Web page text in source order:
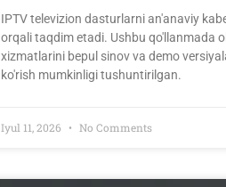
IPTV televizion dasturlarni an'anaviy
orqali taqdim etadi. Ushbu qo'llanmada
xizmatlarini bepul sinov va demo
ko'rish mumkinligi tushuntirilgan.
Iyul 11, 2026 No Comments